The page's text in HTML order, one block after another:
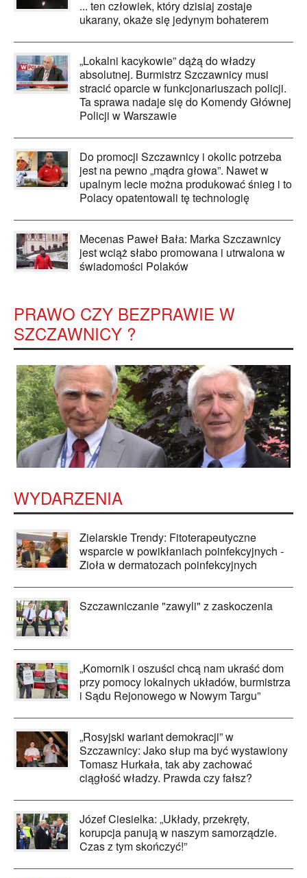
... ten człowiek, który dzisiaj zostaje
ukarany, okaże się jedynym bohaterem
„Lokalni kacykowie” dążą do władzy
absolutnej. Burmistrz Szczawnicy musi
stracić oparcie w funkcjonariuszach policji.
Ta sprawa nadaje się do Komendy Głównej
Policji w Warszawie
Do promocji Szczawnicy i okolic potrzeba
jest na pewno „mądra głowa”. Nawet w
upalnym lecie można produkować śnieg i to
Polacy opatentowali tę technologię
Mecenas Paweł Bała: Marka Szczawnicy
jest wciąż słabo promowana i utrwalona w
świadomości Polaków
PRAWO CZY BEZPRAWIE W
SZCZAWNICY ?
WYDARZENIA
Zielarskie Trendy: Fitoterapeutyczne
wsparcie w powikłaniach poinfekcyjnych -
Zioła w dermatozach poinfekcyjnych
Szczawniczanie "zawyli" z zaskoczenia
„Komornik i oszuści chcą nam ukraść dom
przy pomocy lokalnych układów, burmistrza
i Sądu Rejonowego w Nowym Targu”
„Rosyjski wariant demokracji” w
Szczawnicy: Jako słup ma być wystawiony
Tomasz Hurkała, tak aby zachować
ciągłość władzy. Prawda czy fałsz?
Józef Ciesielka: „Układy, przekręty,
korupcja panują w naszym samorządzie.
Czas z tym skończyć!”